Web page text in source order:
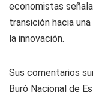
economistas
transición hacia
la innovación.
Sus comentarios
Buró Nacional de